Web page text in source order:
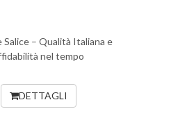
Salice – Qualità Italiana e
nel tempo
DETTAGLI